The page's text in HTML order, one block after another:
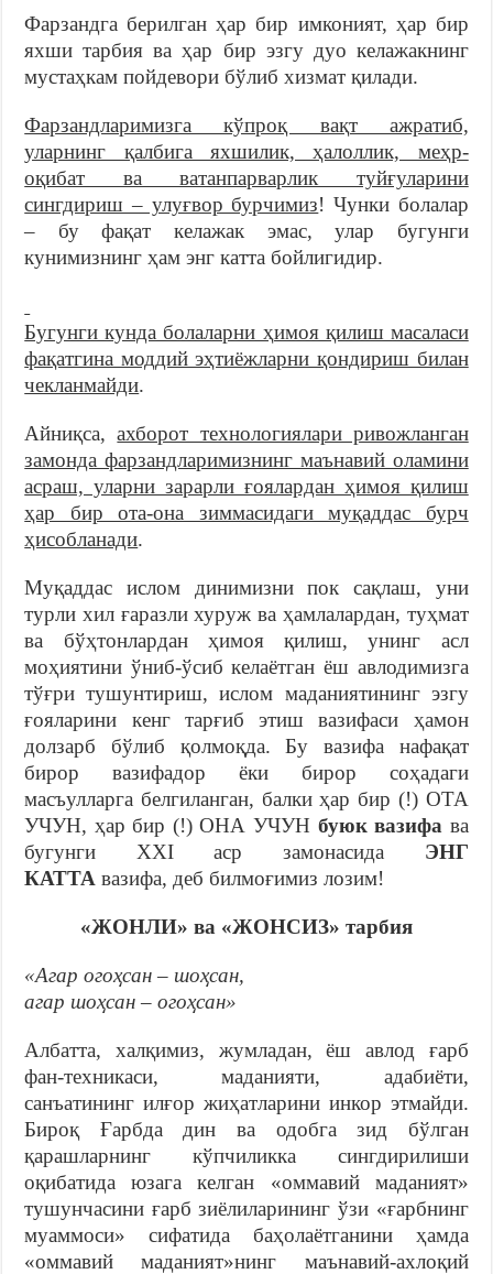
Фарзандга берилган ҳар бир имконият, ҳар бир
яхши тарбия ва ҳар бир эзгу дуо келажакнинг
мустаҳкам пойдевори бўлиб хизмат қилади.
Фарзандларимизга кўпроқ вақт ажратиб,
уларнинг қалбига яхшилик, ҳалоллик, меҳр-
оқибат ва ватанпарварлик туйғуларини
сингдириш – улуғвор бурчимиз! Чунки болалар
– бу фақат келажак эмас, улар бугунги
кунимизнинг ҳам энг катта бойлигидир.
Бугунги кунда болаларни ҳимоя қилиш масаласи
фақатгина моддий эҳтиёжларни қондириш билан
чекланмайди.
Айниқса,ахборот технологиялари ривожланган
замонда фарзандларимизнинг маънавий оламини
асраш, уларни зарарли ғоялардан ҳимоя қилиш
ҳар бир ота-она зиммасидаги муқаддас бурч
ҳисобланади.
Муқаддас ислом динимизни пок сақлаш, уни
турли хил ғаразли хуруж ва ҳамлалардан, туҳмат
ва бўҳтонлардан ҳимоя қилиш, унинг асл
моҳиятини ўниб-ўсиб келаётган ёш авлодимизга
тўғри тушунтириш, ислом маданиятининг эзгу
ғояларини кенг тарғиб этиш вазифаси ҳамон
долзарб бўлиб қолмоқда. Бу вазифа нафақат
бирор вазифадор ёки бирор соҳадаги
масъулларга белгиланган, балки ҳар бир (!) ОТА
УЧУН, ҳар бир (!) ОНА УЧУН буюк вазифа ва
бугунги XXI аср замонасида ЭНГ
КАТТАвазифа, деб билмоғимиз лозим!
«ЖОНЛИ» ва «ЖОНСИЗ» тарбия
«Агар огоҳсан – шоҳсан,
агар шоҳсан – огоҳсан»
Албатта, халқимиз, жумладан, ёш авлод ғарб
фан-техникаси, маданияти, адабиёти,
санъатининг илғор жиҳатларини инкор этмайди.
Бироқ Ғарбда дин ва одобга зид бўлган
қарашларнинг кўпчиликка сингдирилиши
оқибатида юзага келган «оммавий маданият»
тушунчасини ғарб зиёлиларининг ўзи «ғарбнинг
муаммоси» сифатида баҳолаётганини ҳамда
«оммавий маданият»нинг маънавий-ахлоқий